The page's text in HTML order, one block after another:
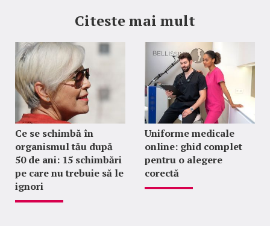
Citeste mai mult
Ce se schimbă în
organismul tău după
50 de ani: 15 schimbări
pe care nu trebuie să le
ignori
Uniforme medicale
online: ghid complet
pentru o alegere
corectă